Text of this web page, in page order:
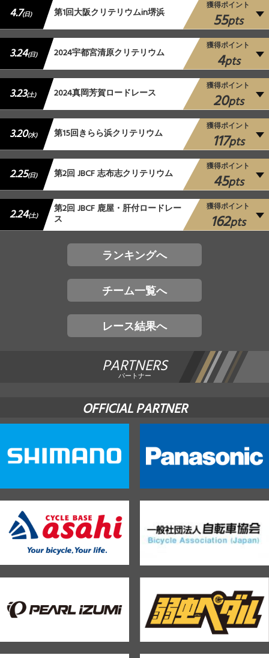
4.7(日) 第1回大阪クリテリウムin堺浜
獲得ポイント
55pts
3.24(日) 2024宇都宮清原クリテリウム
獲得ポイント
4pts
3.23(土) 2024真岡芳賀ロードレース
獲得ポイント
20pts
3.20(水) 第15回きらら浜クリテリウム
獲得ポイント
117pts
2.25(日) 第2回 JBCF 志布志クリテリウム
獲得ポイント
45pts
2.24(土) 第2回 JBCF 鹿屋・肝付ロードレー
ス
獲得ポイント
162pts
ランキングへ
チーム一覧へ
レース結果へ
PARTNERS
パートナー
OFFICIAL PARTNER